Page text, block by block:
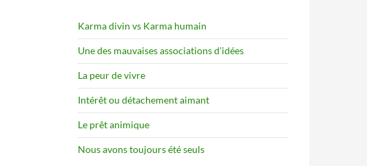
Karma divin vs Karma humain
Une des mauvaises associations d’idées
La peur de vivre
Intérêt ou détachement aimant
Le prêt animique
Nous avons toujours été seuls